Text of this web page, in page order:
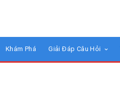
Khám Phá Giải Đáp Câu Hỏi